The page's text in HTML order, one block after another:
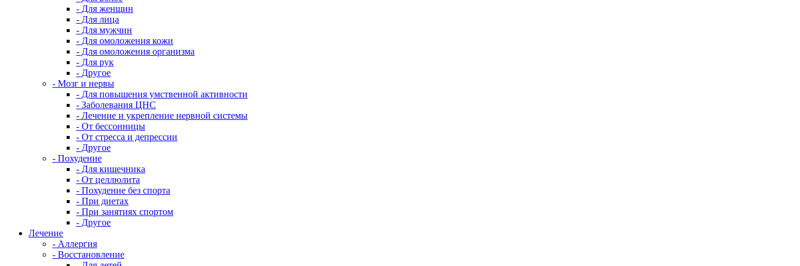
- Для женщин
- Для лица
- Для мужчин
- Для омоложения кожи
- Для омоложения организма
- Для рук
- Другое
- Мозг и нервы
- Для повышения умственной активности
- Заболевания ЦНС
- Лечение и укрепление нервной системы
- От бессонницы
- От стресса и депрессии
- Другое
- Похудение
- Для кишечника
- От целлюлита
- Похудение без спорта
- При диетах
- При занятиях спортом
- Другое
Лечение
- Аллергия
- Восстановление